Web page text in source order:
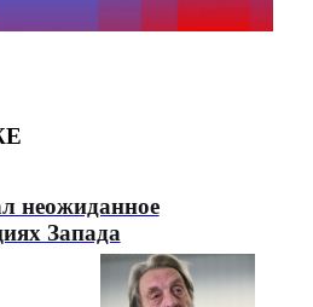
неожиданное
Запада